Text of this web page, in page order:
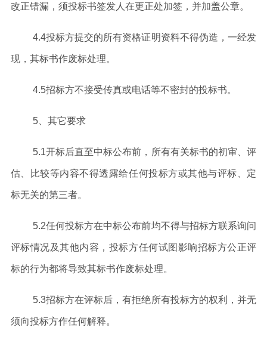
改正错漏，须投标书签发人在更正处加签，并加盖公章。
4.4投标方提交的所有资格证明资料不得伪造，一经发
现，其标书作废标处理。
4.5招标方不接受传真或电话等不密封的投标书。
5、其它要求
5.1开标后直至中标公布前，所有有关标书的初审、评
估、比较等内容不得透露给任何投标方或其他与评标、定
标无关的第三者。
5.2任何投标方在中标公布前均不得与招标方联系询问
评标情况及其他内容，投标方任何试图影响招标方公正评
标的行为都将导致其标书作废标处理。
5.3招标方在评标后，有拒绝所有投标方的权利，并无
须向投标方作任何解释。